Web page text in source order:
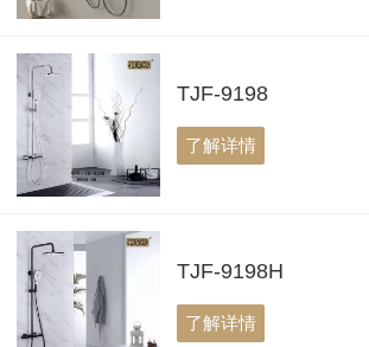
TJF-9198
了解详情
TJF-9198H
了解详情